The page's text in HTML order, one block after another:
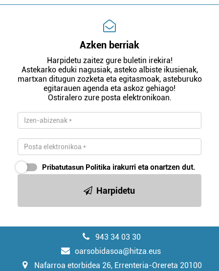
Azken berriak
Harpidetu zaitez gure buletin irekira!
Astekarko eduki nagusiak, asteko albiste ikusienak,
martxan ditugun zozketa eta egitasmoak, asteburuko
egitarauen agenda eta askoz gehiago!
Ostiralero zure posta elektronikoan.
Pribatutasun Politika irakurri eta onartzen dut.
Harpidetu
943 34 03 30
oarsobidasoa@hitza.eus
Nafarroa etorbidea 26, Errenteria-Orereta 20100